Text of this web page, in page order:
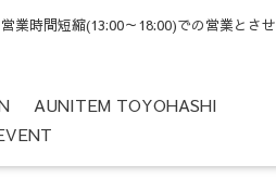
業時間短縮(13:00～18:00)での営業とさせ
AUNITEM TOYOHASHI